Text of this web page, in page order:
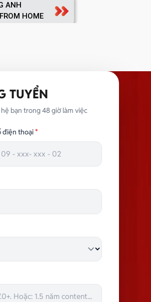
ANH
HOME
MARKETING
CHÍNH
TUYỂN
bạn trong 48 giờ làm việc
điện thoại*